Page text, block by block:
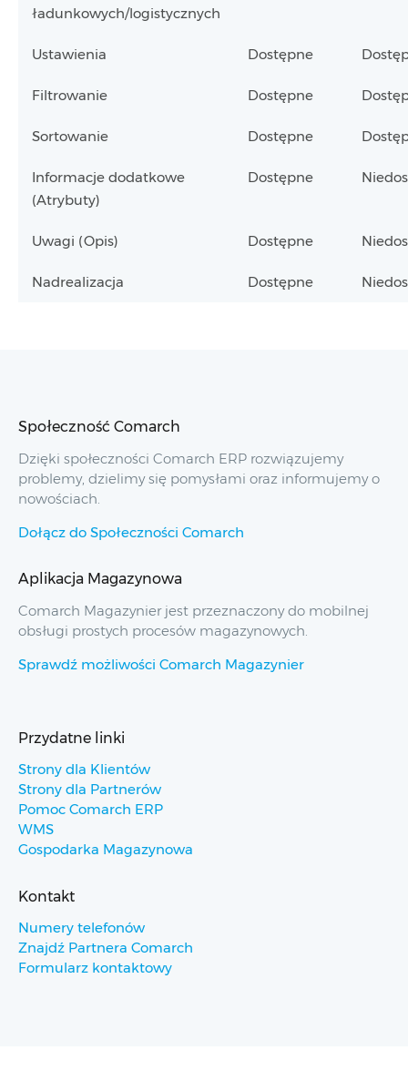
ładunkowych/logistycznych
Ustawienia Dostępne
Filtrowanie Dostępne
Sortowanie Dostępne
Informacje dodatkowe
(Atrybuty)
Dostępne
Uwagi (Opis) Dostępne
Nadrealizacja Dostępne
Społeczność Comarch
Dzięki społeczności Comarch ERP rozwiązujemy
problemy, dzielimy się pomysłami oraz informujemy o
nowościach.
Dołącz do Społeczności Comarch
Aplikacja Magazynowa
Comarch Magazynier jest przeznaczony do mobilnej
obsługi prostych procesów magazynowych.
Sprawdź możliwości Comarch Magazynier
Przydatne linki
Strony dla Klientów
Strony dla Partnerów
Pomoc Comarch ERP
WMS
Gospodarka Magazynowa
Kontakt
Numery telefonów
Znajdź Partnera Comarch
Formularz kontaktowy